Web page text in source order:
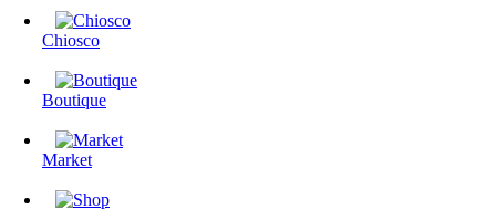
Chiosco
Boutique
Market